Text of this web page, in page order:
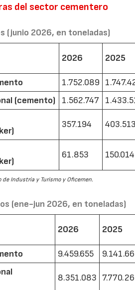
del sector cementero
(junio 2026, en toneladas)
2026 2025
1.752.089
(cemento)
1.562.747
357.194
61.853 150.014
de Industria y Turismo y Oficemen.
(ene-jun 2026, en toneladas)
2026 2025
9.459.655
8.351.083